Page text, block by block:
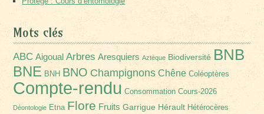
Mots clés
ABC Aigoual Arbres Aresquiers Aztèque Biodiversité BNB
BNE BNH BNO Champignons Chêne Coléoptères
Compte-rendu Consommation Cours-2026
Déontologie Etna Flore Fruits Garrigue Hérault Hétérocères